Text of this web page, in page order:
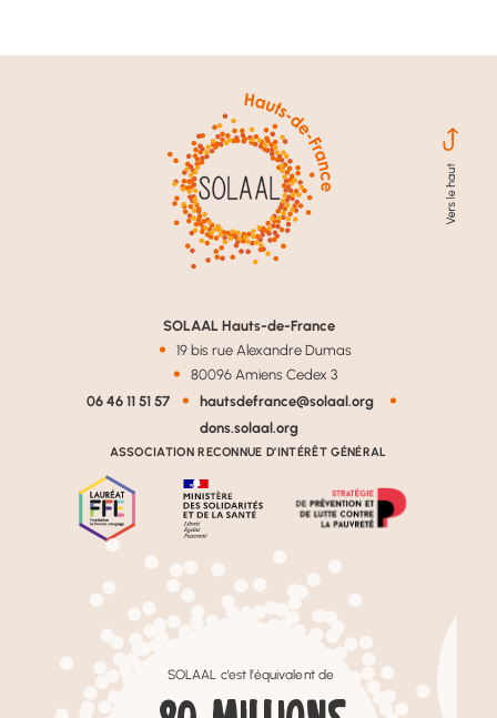
SOLAAL c’est l’équivalent de
SOLAAL Hauts-de-France
19 bis rue Alexandre Dumas
80096 Amiens Cedex 3
06 46 11 51 57
hautsdefrance@solaal.org
dons.solaal.org
ASSOCIATION RECONNUE D’INTÉRÊT GÉNÉRAL